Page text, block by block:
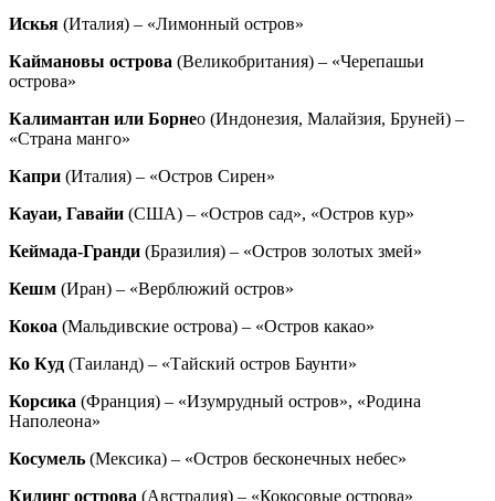
Искья (Италия) – «Лимонный остров»
Каймановы острова (Великобритания) – «Черепашьи
острова»
Калимантан или Борнео (Индонезия, Малайзия, Бруней) –
«Страна манго»
Капри (Италия) – «Остров Сирен»
Кауаи, Гавайи (США) – «Остров сад», «Остров кур»
Кеймада-Гранди (Бразилия) – «Остров золотых змей»
Кешм (Иран) – «Верблюжий остров»
Кокоа (Мальдивские острова) – «Остров какао»
Ко Куд (Таиланд) – «Тайский остров Баунти»
Корсика (Франция) – «Изумрудный остров», «Родина
Наполеона»
Косумель (Мексика) – «Остров бесконечных небес»
Килинг острова (Австралия) – «Кокосовые острова»